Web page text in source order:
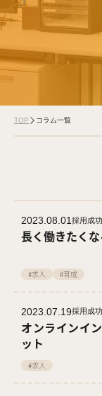
TOP コラム一覧
2023.08.01 採用成
長く働きたく
#求人 #育成
2023.07.19採用成
オンラインイ
ット
#求人